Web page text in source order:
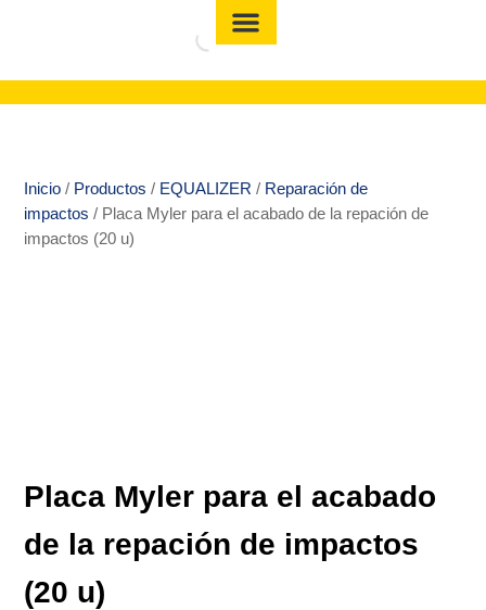
Inicio / Productos / EQUALIZER / Reparación de
impactos / Placa Myler para el acabado de la repación de
impactos (20 u)
Placa Myler para el acabado
de la repación de impactos
(20 u)